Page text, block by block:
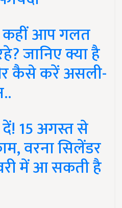
कहीं आप गलत
जानिए क्या है
कैसे करें असली-
दें! 15 अगस्त से
वरना सिलेंडर
में आ सकती है